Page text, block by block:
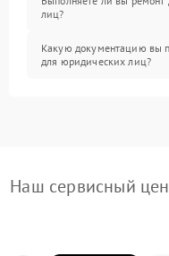
лиц?
Какую документацию вы
для юридических лиц?
Наш сервисный